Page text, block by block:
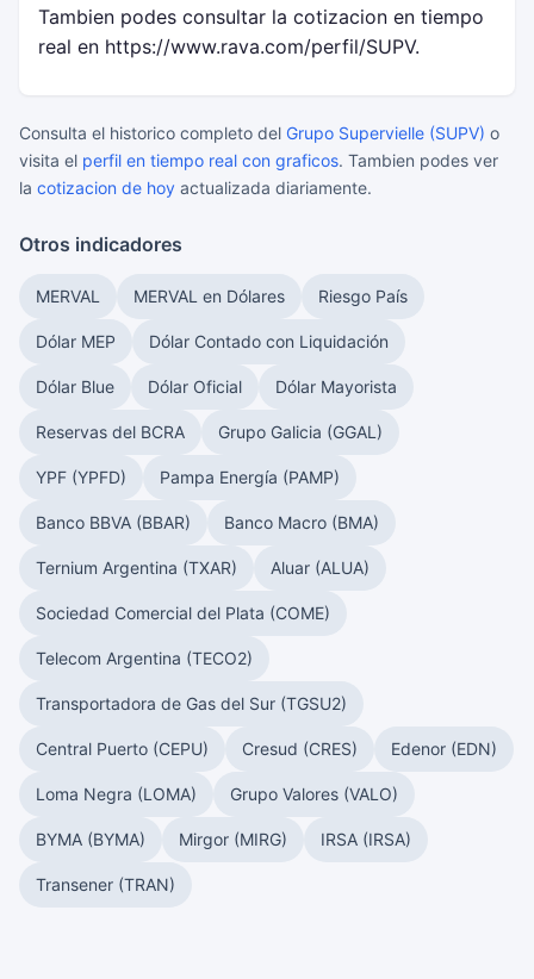
Tambien podes consultar la cotizacion en tiempo
real en https://www.rava.com/perfil/SUPV.
Consulta el historico completo del Grupo Supervielle (SUPV) o
visita el perfil en tiempo real con graficos. Tambien podes ver
la cotizacion de hoy actualizada diariamente.
Otros indicadores
MERVAL MERVAL en Dólares Riesgo País
Dólar MEP Dólar Contado con Liquidación
Dólar Blue Dólar Oficial Dólar Mayorista
Reservas del BCRA Grupo Galicia (GGAL)
YPF (YPFD) Pampa Energía (PAMP)
Banco BBVA (BBAR) Banco Macro (BMA)
Ternium Argentina (TXAR) Aluar (ALUA)
Sociedad Comercial del Plata (COME)
Telecom Argentina (TECO2)
Transportadora de Gas del Sur (TGSU2)
Central Puerto (CEPU) Cresud (CRES) Edenor (EDN)
Loma Negra (LOMA) Grupo Valores (VALO)
BYMA (BYMA) Mirgor (MIRG) IRSA (IRSA)
Transener (TRAN)